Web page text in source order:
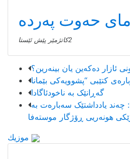
حەوت پەردە
2كاتژمێر پێش ئێستا
چەند یادداشتێک سەبارەت بە